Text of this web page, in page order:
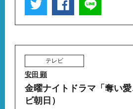
テレビ
安田 顕
金曜ナイトドラマ「奪い
ビ朝日）